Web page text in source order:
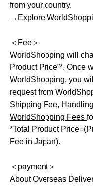
from your country.
→Explore
＜Fee＞
WorldShopping will
Product Price”*. Once
WorldShopping, you
request from
Shipping Fee,
WorldShopping Fees
*Total Product
Fee in Japan).
＜payment＞
About Overseas